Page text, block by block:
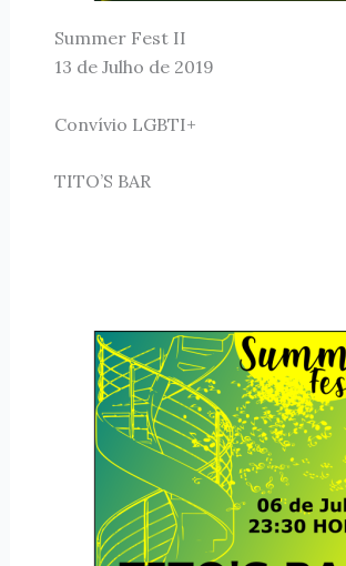
Summer Fest II
13 de Julho de 2019
Convívio LGBTI+
TITO’S BAR